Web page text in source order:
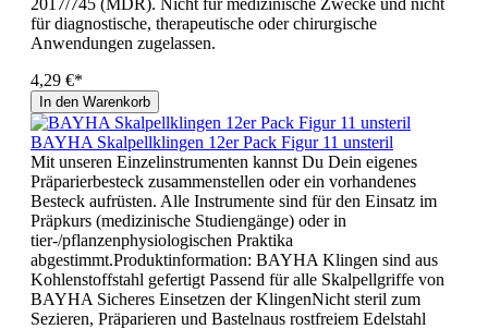
2017/745 (MDR). Nicht für medizinische Zwecke und nicht
für diagnostische, therapeutische oder chirurgische
Anwendungen zugelassen.
4,29 €*
In den Warenkorb
BAYHA Skalpellklingen 12er Pack Figur 11 unsteril
Mit unseren Einzelinstrumenten kannst Du Dein eigenes
Präparierbesteck zusammenstellen oder ein vorhandenes
Besteck aufrüsten. Alle Instrumente sind für den Einsatz im
Präpkurs (medizinische Studiengänge) oder in
tier-/pflanzenphysiologischen Praktika
abgestimmt.Produktinformation: BAYHA Klingen sind aus
Kohlenstoffstahl gefertigt Passend für alle Skalpellgriffe von
BAYHA Sicheres Einsetzen der KlingenNicht steril zum
Sezieren, Präparieren und Bastelnaus rostfreiem Edelstahl